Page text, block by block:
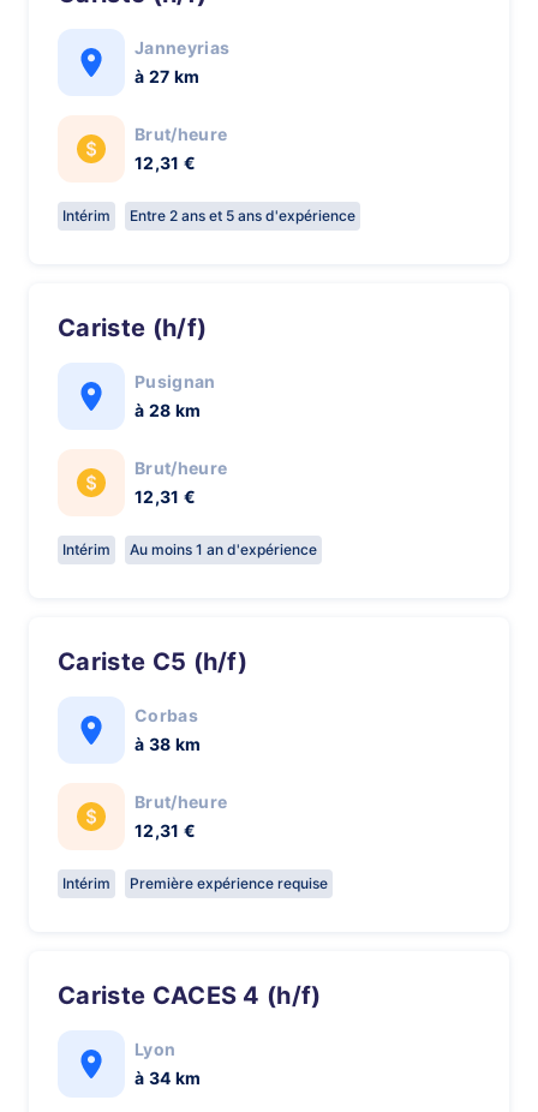
Janneyrias
à 27 km
Brut/heure
12,31 €
Intérim Entre 2 ans et 5 ans d'expérience
Cariste (h/f)
Pusignan
à 28 km
Brut/heure
12,31 €
Intérim Au moins 1 an d'expérience
Cariste C5 (h/f)
Corbas
à 38 km
Brut/heure
12,31 €
Intérim Première expérience requise
Cariste CACES 4 (h/f)
Lyon
à 34 km